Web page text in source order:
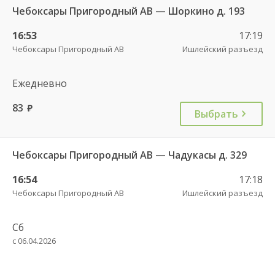
Чебоксары Пригородный АВ — Шоркино д. 193
16:53
Чебоксары Пригородный АВ
17:19
Ишлейский разъезд
Ежедневно
83 руб. Выбрать
Чебоксары Пригородный АВ — Чадукасы д. 329
16:54
Чебоксары Пригородный АВ
17:18
Ишлейский разъезд
Сб
с 06.04.2026